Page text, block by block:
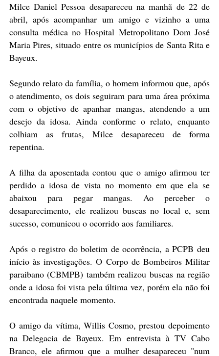
Milce Daniel Pessoa desapareceu na manhã de 22 de
abril, após acompanhar um amigo e vizinho a uma
consulta médica no Hospital Metropolitano Dom José
Maria Pires, situado entre os municípios de Santa Rita e
Bayeux.
Segundo relato da família, o homem informou que, após
o atendimento, os dois seguiram para uma área próxima
com o objetivo de apanhar mangas, atendendo a um
desejo da idosa. Ainda conforme o relato, enquanto
colhiam as frutas, Milce desapareceu de forma
repentina.
A filha da aposentada contou que o amigo afirmou ter
perdido a idosa de vista no momento em que ela se
abaixou para pegar mangas. Ao perceber o
desaparecimento, ele realizou buscas no local e, sem
sucesso, comunicou o ocorrido aos familiares.
Após o registro do boletim de ocorrência, a PCPB deu
início às investigações. O Corpo de Bombeiros Militar
paraibano (CBMPB) também realizou buscas na região
onde a idosa foi vista pela última vez, porém ela não foi
encontrada naquele momento.
O amigo da vítima, Willis Cosmo, prestou depoimento
na Delegacia de Bayeux. Em entrevista à TV Cabo
Branco, ele afirmou que a mulher desapareceu "num